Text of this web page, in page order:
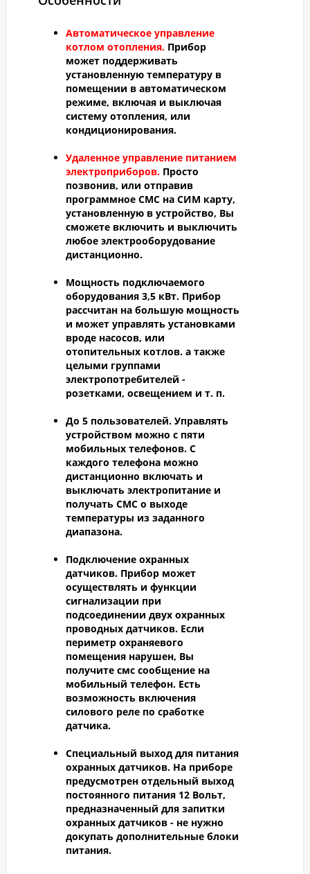
Автоматическое управление
котлом отопления. Прибор
может поддерживать
установленную температуру в
помещении в автоматическом
режиме, включая и выключая
систему отопления, или
кондиционирования.
Удаленное управление питанием
электроприборов. Просто
позвонив, или отправив
программное СМС на СИМ карту,
установленную в устройство, Вы
сможете включить и выключить
любое электрооборудование
дистанционно.
Мощность подключаемого
оборудования 3,5 кВт. Прибор
рассчитан на большую мощность
и может управлять установками
вроде насосов, или
отопительных котлов. а также
целыми группами
электропотребителей -
розетками, освещением и т. п.
До 5 пользователей. Управлять
устройством можно с пяти
мобильных телефонов. С
каждого телефона можно
дистанционно включать и
выключать электропитание и
получать СМС о выходе
температуры из заданного
диапазона.
Подключение охранных
датчиков. Прибор может
осуществлять и функции
сигнализации при
подсоединении двух охранных
проводных датчиков. Если
периметр охраняевого
помещения нарушен, Вы
получите смс сообщение на
мобильный телефон. Есть
возможность включения
силового реле по сработке
датчика.
Специальный выход для питания
охранных датчиков. На приборе
предусмотрен отдельный выход
постоянного питания 12 Вольт,
предназначенный для запитки
охранных датчиков - не нужно
докупать дополнительные блоки
питания.